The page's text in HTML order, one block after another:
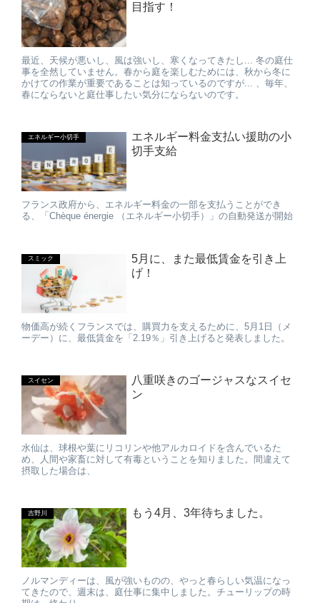
目指す！
最近、天候が悪いし、風は強いし、寒くなってきたし... 冬の庭仕
事を全然していません。春から庭を楽しむためには、秋から冬に
かけての作業が重要であることは知っているのですが... 、毎年、
春にならないと庭仕事したい気分にならないのです。
エネルギー小切手
エネルギー料金支払い援助の小
切手支給
フランス政府から、エネルギー料金の一部を支払うことができ
る、「Chèque énergie （エネルギー小切手）」の自動発送が開始
スミック
5月に、また最低賃金を引き上
げ！
物価高が続くフランスでは、購買力を支えるために、5月1日（メ
ーデー）に、最低賃金を「2.19％」引き上げると発表しました。
スイセン
八重咲きのゴージャスなスイセ
ン
水仙は、球根や葉にリコリンや他アルカロイドを含んでいるた
め、人間や家畜に対して有毒ということを知りました。間違えて
摂取した場合は、
吉野川 もう4月、3年待ちました。
ノルマンディーは、風が強いものの、やっと春らしい気温になっ
てきたので、週末は、庭仕事に集中しました。チューリップの時